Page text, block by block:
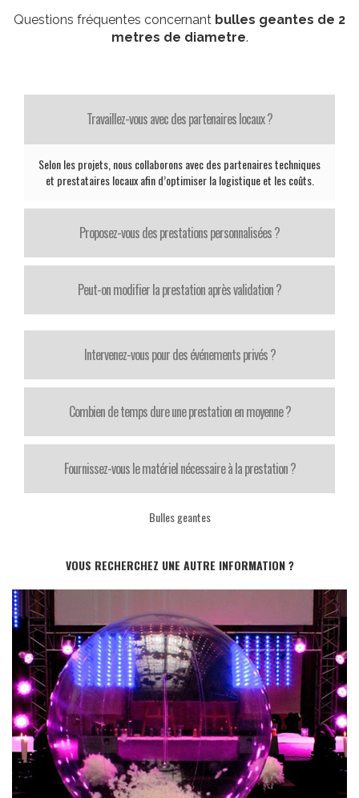
Questions fréquentes concernant bulles geantes de 2
metres de diametre.
Travaillez-vous avec des partenaires locaux ?
Selon les projets, nous collaborons avec des partenaires techniques
et prestataires locaux afin d’optimiser la logistique et les coûts.
Proposez-vous des prestations personnalisées ?
Peut-on modifier la prestation après validation ?
Intervenez-vous pour des événements privés ?
Combien de temps dure une prestation en moyenne ?
Fournissez-vous le matériel nécessaire à la prestation ?
Bulles geantes
VOUS RECHERCHEZ UNE AUTRE INFORMATION ?